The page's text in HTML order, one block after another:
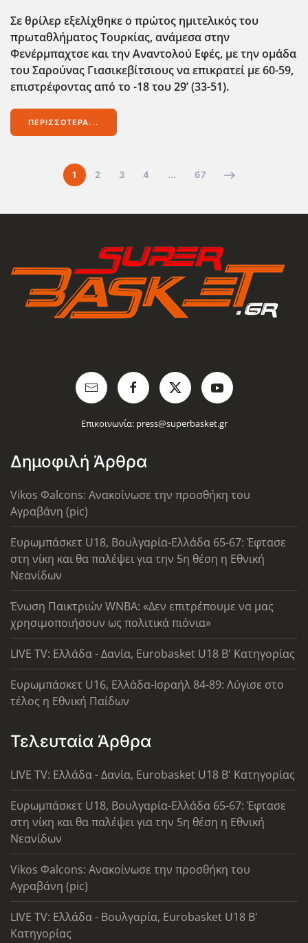
Σε θρίλερ εξελίχθηκε ο πρώτος ημιτελικός του
πρωταθλήματος Τουρκίας, ανάμεσα στην
Φενέρμπαχτσε και την Αναντολού Εφές, με την ομάδα
του Σαρούνας Γιασικεβίτσιους να επικρατεί με 60-59,
επιστρέφοντας από το -18 του 29’ (33-51).
ΠΕΡΙΣΣΌΤΕΡΑ...
1 2 3 4 … 67
Επικοινωνία: press@superbasket.gr
Δημοφιλή Άρθρα
Vikos Φalcons: Ανακοίνωσε την προσθήκη του
Αγραβάνη (pic)
Ευρωμπάσκετ U18, Βουλγαρία-Ελλάδα 65-67: Έφτασε
στη νίκη και θα παλέψει για την 5η θέση η Εθνική
Νεανίδων
Ένωση Παικτριών WNBA: «Δεν επιτρέπουμε να μας
χρησιμοποιήσουν ως πολιτικά πιόνια»
LIVE TV: Ελλάδα - Δανία, Eurobasket U18 Β' Κατηγορίας
Ευρωμπάσκετ U16, Ελλάδα-Ισραήλ 84-89: Λύγισε στο
τέλος η Εθνική Παίδων
Τελευταία Άρθρα
LIVE TV: Ελλάδα - Δανία, Eurobasket U18 Β' Κατηγορίας
Ευρωμπάσκετ U18, Βουλγαρία-Ελλάδα 65-67: Έφτασε
στη νίκη και θα παλέψει για την 5η θέση η Εθνική
Νεανίδων
Vikos Φalcons: Ανακοίνωσε την προσθήκη του
Αγραβάνη (pic)
LIVE TV: Ελλάδα - Βουλγαρία, Eurobasket U18 Β'
Κατηγορίας